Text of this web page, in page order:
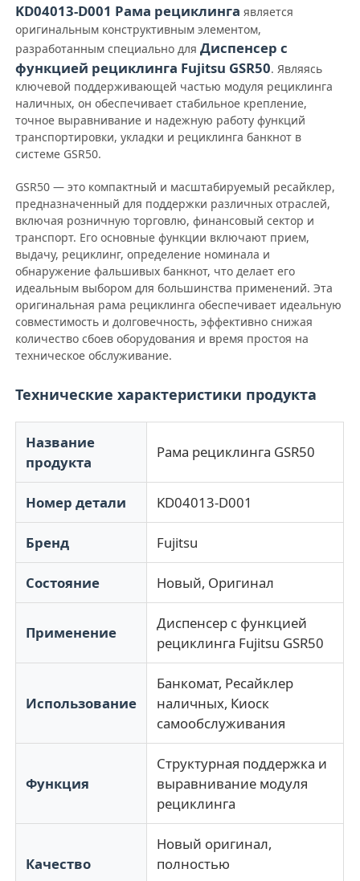
Главная страница
Продукция
Ролики
О Компании
Наша фабрика
контроль качества
контактные данные
Все случаи
Отправить запрос
Части для банкомата Diebold
Запчасти для банкоматов NCR
Запчасти для банкоматов Wincor
Части для банкоматов Fujitsu
Части GRG ATM
KD04013-D001 Рама рециклинга является
оригинальным конструктивным элементом,
разработанным специально дляДиспенсер с
функцией рециклинга Fujitsu GSR50. Являясь
ключевой поддерживающей частью модуля рециклинга
наличных, он обеспечивает стабильное крепление,
точное выравнивание и надежную работу функций
транспортировки, укладки и рециклинга банкнот в
системе GSR50.
GSR50 — это компактный и масштабируемый ресайклер,
предназначенный для поддержки различных отраслей,
включая розничную торговлю, финансовый сектор и
транспорт. Его основные функции включают прием,
выдачу, рециклинг, определение номинала и
обнаружение фальшивых банкнот, что делает его
идеальным выбором для большинства применений. Эта
оригинальная рама рециклинга обеспечивает идеальную
совместимость и долговечность, эффективно снижая
количество сбоев оборудования и время простоя на
техническое обслуживание.
Технические характеристики продукта
Название
продукта
Рама рециклинга GSR50
Номер детали KD04013-D001
Бренд Fujitsu
Состояние Новый, Оригинал
Применение
Диспенсер с функцией
рециклинга Fujitsu GSR50
Использование
Банкомат, Ресайклер
наличных, Киоск
самообслуживания
Функция
Структурная поддержка и
выравнивание модуля
рециклинга
Качество
Новый оригинал,
полностью